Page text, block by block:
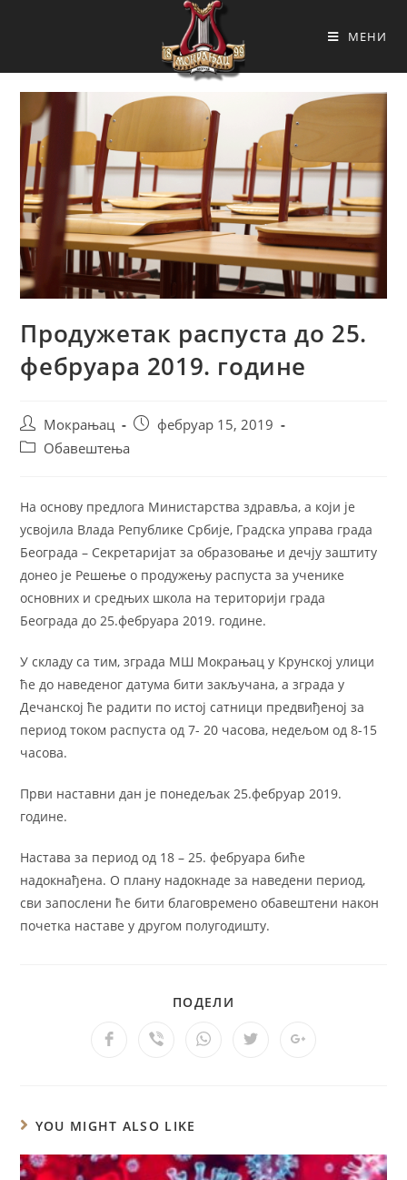
МЕНИ
Продужетак распуста до 25.
фебруара 2019. године
Мокрањац
фебруар 15, 2019
Обавештења
На основу предлога Министарства здравља, а који је
усвојила Влада Републике Србије, Градска управа града
Београда – Секретаријат за образовање и дечју заштиту
донео је Решење о продужењу распуста за ученике
основних и средњих школа на територији града
Београда до 25.фебруара 2019. године.
У складу са тим, зграда МШ Мокрањац у Крунској улици
ће до наведеног датума бити закључана, а зграда у
Дечанској ће радити по истој сатници предвиђеној за
период током распуста од 7- 20 часова, недељом од 8-15
часова.
Први наставни дан је понедељак 25.фебруар 2019.
године.
Настава за период од 18 – 25. фебруара биће
надокнађена. О плану надокнаде за наведени период,
сви запослени ће бити благовремено обавештени након
почетка наставе у другом полугодишту.
ПОДЕЛИ
YOU MIGHT ALSO LIKE